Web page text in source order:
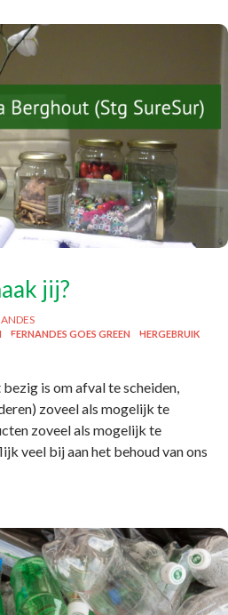
jij?
FERNANDES GOES GREEN
HERGEBRUIK
is om afval te scheiden,
zoveel als mogelijk te
zoveel als mogelijk te
veel bij aan het behoud van ons